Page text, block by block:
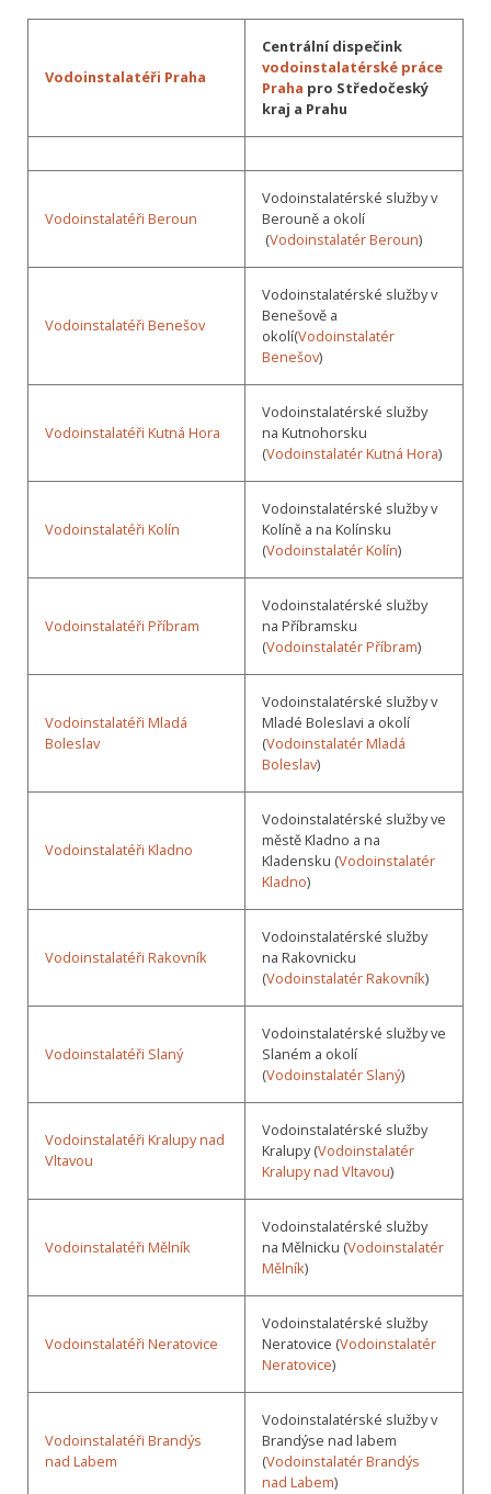
Vodoinstalatéři Praha
Centrální dispečink
vodoinstalatérské práce
Praha pro Středočeský
kraj a Prahu
Vodoinstalatéři Beroun
Vodoinstalatérské služby v
Berouně a okolí
(Vodoinstalatér Beroun)
Vodoinstalatéři Benešov
Vodoinstalatérské služby v
Benešově a
okolí(Vodoinstalatér
Benešov)
Vodoinstalatéři Kutná Hora
Vodoinstalatérské služby
na Kutnohorsku
(Vodoinstalatér Kutná Hora)
Vodoinstalatéři Kolín
Vodoinstalatérské služby v
Kolíně a na Kolínsku
(Vodoinstalatér Kolín)
Vodoinstalatéři Příbram
Vodoinstalatérské služby
na Příbramsku
(Vodoinstalatér Příbram)
Vodoinstalatéři Mladá
Boleslav
Vodoinstalatérské služby v
Mladé Boleslavi a okolí
(Vodoinstalatér Mladá
Boleslav)
Vodoinstalatéři Kladno
Vodoinstalatérské služby ve
městě Kladno a na
Kladensku (Vodoinstalatér
Kladno)
Vodoinstalatéři Rakovník
Vodoinstalatérské služby
na Rakovnicku
(Vodoinstalatér Rakovník)
Vodoinstalatéři Slaný
Vodoinstalatérské služby ve
Slaném a okolí
(Vodoinstalatér Slaný)
Vodoinstalatéři Kralupy nad
Vltavou
Vodoinstalatérské služby
Kralupy (Vodoinstalatér
Kralupy nad Vltavou)
Vodoinstalatéři Mělník
Vodoinstalatérské služby
na Mělnicku (Vodoinstalatér
Mělník)
Vodoinstalatéři Neratovice
Vodoinstalatérské služby
Neratovice (Vodoinstalatér
Neratovice)
Vodoinstalatéři Brandýs
nad Labem
Vodoinstalatérské služby v
Brandýse nad labem
(Vodoinstalatér Brandýs
nad Labem)